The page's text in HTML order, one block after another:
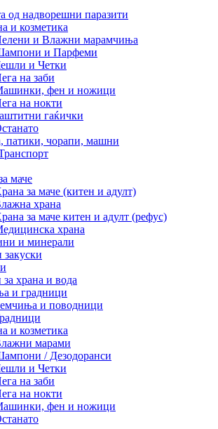
од надворешни паразити
и козметика
и Влажни марамчиња
и Парфеми
и Четки
на заби
фен и ножици
на нокти
гаќички
патики, чорапи, машни
маче
за маче (китен и адулт)
храна
за маче китен и адулт (рефус)
храна
и минерали
храна и вода
и градници
и поводници
и козметика
марами
/ Дезодоранси
и Четки
на заби
на нокти
фен и ножици